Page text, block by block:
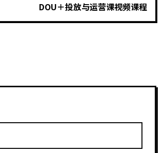
DOU＋投放与运营课视频课程